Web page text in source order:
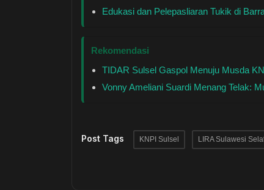
Edukasi dan Pelepasliaran Tukik di
Rekomendasi
TIDAR Sulsel Gaspol Menuju Musda
Vonny Ameliani Suardi Menang Telak:
Post Tags KNPI Sulsel LIRA Sulawesi